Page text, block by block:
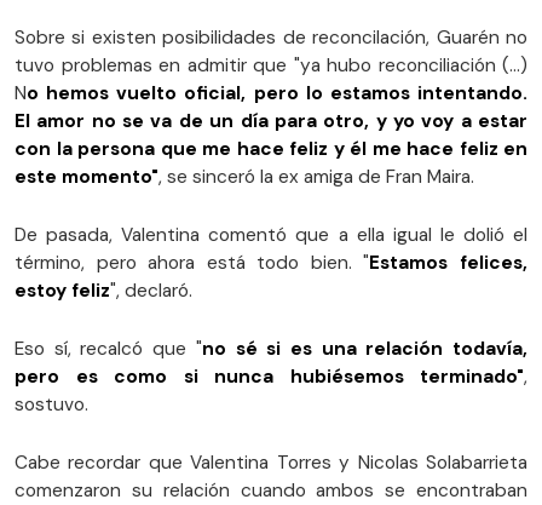
Sobre si existen posibilidades de reconcilación, Guarén no
tuvo problemas en admitir que "ya hubo reconciliación (...)
No hemos vuelto oficial, pero lo estamos intentando.
El amor no se va de un día para otro, y yo voy a estar
con la persona que me hace feliz y él me hace feliz en
este momento", se sinceró la ex amiga de Fran Maira.
De pasada, Valentina comentó que a ella igual le dolió el
término, pero ahora está todo bien. "Estamos felices,
estoy feliz", declaró.
Eso sí, recalcó que "no sé si es una relación todavía,
pero es como si nunca hubiésemos terminado",
sostuvo.
Cabe recordar que Valentina Torres y Nicolas Solabarrieta
comenzaron su relación cuando ambos se encontraban